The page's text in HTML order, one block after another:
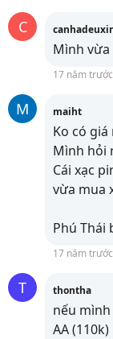
C
Mình vừa
17 năm trước
M maiht
Ko có giá
Mình hỏi
Cái xạc
vừa mua
Phú Thái
17 năm trước
T thontha
nếu mình
AA